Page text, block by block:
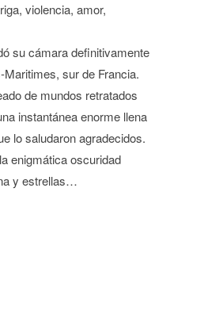
violencia, amor,
su cámara definitivamente
sur de Francia.
de mundos retratados
instantánea enorme llena
lo saludaron agradecidos.
enigmática oscuridad
y estrellas…